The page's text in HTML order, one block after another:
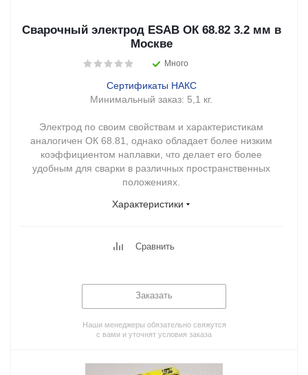
Сварочный электрод ESAB ОК 68.82 3.2 мм в
Москве
Много
Сертификаты НАКС
Минимальный заказ: 5,1 кг.
Электрод по своим свойствам и характеристикам
аналогичен ОК 68.81, однако обладает более низким
коэффициентом наплавки, что делает его более
удобным для сварки в различных пространственных
положениях.
Характеристики
Сравнить
Заказать
Наши менеджеры обязательно свяжутся
с вами и уточнят условия заказа